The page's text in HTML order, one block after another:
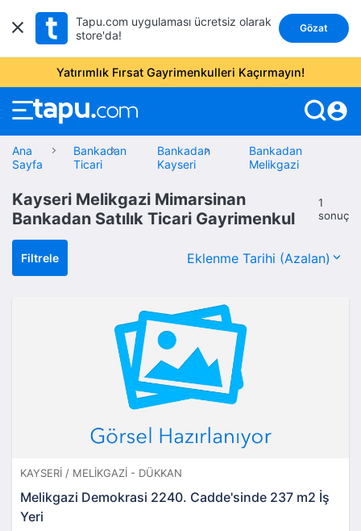
Tapu.com uygulaması ücretsiz olarak
store'da!
Gözat
Yatırımlık Fırsat Gayrimenkulleri Kaçırmayın!
account_circle
Ana
Sayfa
Bankadan
Ticari
Bankadan
Kayseri
Bankadan
Melikgazi
Kayseri Melikgazi Mimarsinan
Bankadan Satılık Ticari Gayrimenkul
1
sonuç
Filtrele
KAYSERI / MELIKGAZI - DÜKKAN
Melikgazi Demokrasi 2240. Cadde'sinde 237 m2 İş
Yeri